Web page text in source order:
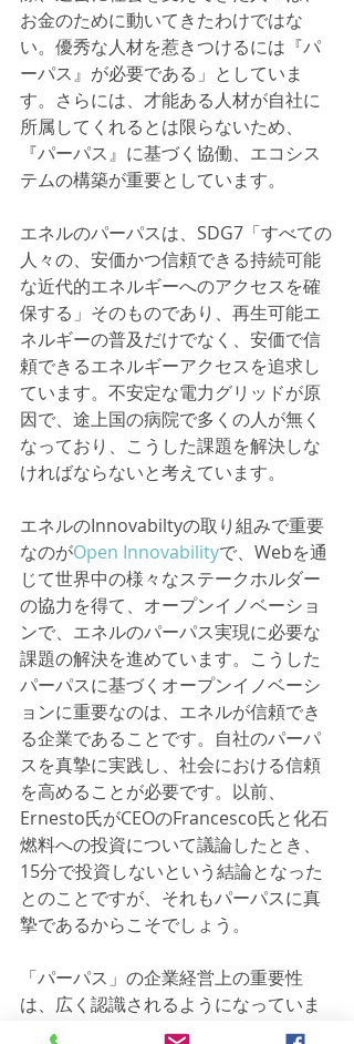
お金のために動いてきたわけではな
い。優秀な人材を惹きつけるには『パ
ーパス』が必要である」としていま
す。さらには、才能ある人材が自社に
所属してくれるとは限らないため、
『パーパス』に基づく協働、エコシス
テムの構築が重要としています。
エネルのパーパスは、SDG7「すべての
人々の、安価かつ信頼できる持続可能
な近代的エネルギーへのアクセスを確
保する」そのものであり、再生可能エ
ネルギーの普及だけでなく、安価で信
頼できるエネルギーアクセスを追求し
ています。不安定な電力グリッドが原
因で、途上国の病院で多くの人が無く
なっており、こうした課題を解決しな
ければならないと考えています。
エネルのInnovabiltyの取り組みで重要
なのがOpen Innovabilityで、Webを通
じて世界中の様々なステークホルダー
の協力を得て、オープンイノベーショ
ンで、エネルのパーパス実現に必要な
課題の解決を進めています。こうした
パーパスに基づくオープンイノベーシ
ョンに重要なのは、エネルが信頼でき
る企業であることです。自社のパーパ
スを真摯に実践し、社会における信頼
を高めることが必要です。以前、
Ernesto氏がCEOのFrancesco氏と化石
燃料への投資について議論したとき、
15分で投資しないという結論となった
とのことですが、それもパーパスに真
摯であるからこそでしょう。
「パーパス」の企業経営上の重要性
は、広く認識されるようになっていま
すが、パーパスを真摯に実践し、信頼